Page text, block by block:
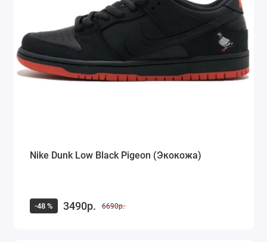
Кроссовки Saucony
Кроссовки Puma
Кроссовки Fila
Куртка Canada Goose
Nike Dunk Low Black Pigeon (Экокожа)
-48 % 3490р. 6690р.